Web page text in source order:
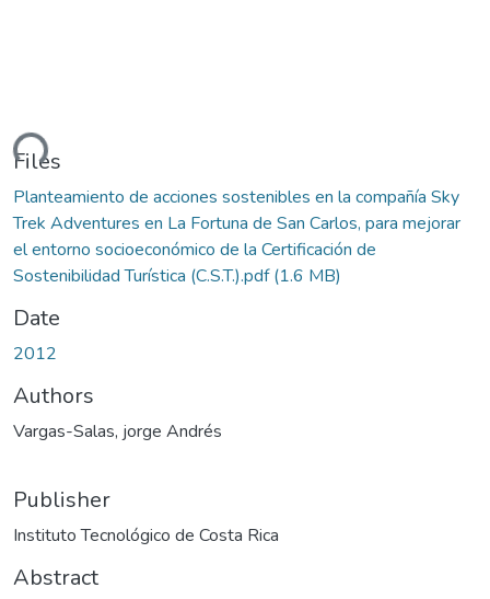
Files
Planteamiento de acciones sostenibles en la compañía Sky
Trek Adventures en La Fortuna de San Carlos, para mejorar
el entorno socioeconómico de la Certificación de
Sostenibilidad Turística (C.S.T.).pdf(1.6 MB)
Date
2012
Authors
Vargas-Salas, jorge Andrés
Publisher
Instituto Tecnológico de Costa Rica
Abstract